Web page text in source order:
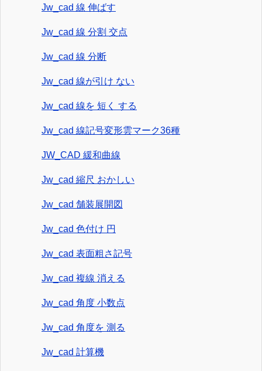
Jw_cad 線 伸ばす
Jw_cad 線 分割 交点
Jw_cad 線 分断
Jw_cad 線が引け ない
Jw_cad 線を 短く する
Jw_cad 線記号変形雲マーク36種
JW_CAD 緩和曲線
Jw_cad 縮尺 おかしい
Jw_cad 舗装展開図
Jw_cad 色付け 円
Jw_cad 表面粗さ記号
Jw_cad 複線 消える
Jw_cad 角度 小数点
Jw_cad 角度を 測る
Jw_cad 計算機